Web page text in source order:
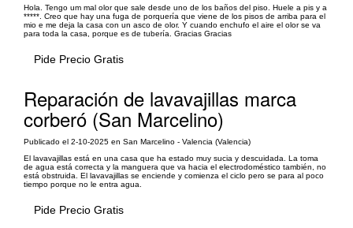
Hola. Tengo um mal olor que sale desde uno de los baños del piso. Huele a pis y a
*****. Creo que hay una fuga de porquería que viene de los pisos de arriba para el
mio e me deja la casa con un asco de olor. Y cuando enchufo el aire el olor se va
para toda la casa, porque es de tubería. Gracias Gracias
Pide Precio Gratis
Reparación de lavavajillas marca
corberó (San Marcelino)
Publicado el 2-10-2025 en San Marcelino - Valencia (Valencia)
El lavavajillas está en una casa que ha estado muy sucia y descuidada. La toma
de agua está correcta y la manguera que va hacia el electrodoméstico también, no
está obstruida. El lavavajillas se enciende y comienza el ciclo pero se para al poco
tiempo porque no le entra agua.
Pide Precio Gratis